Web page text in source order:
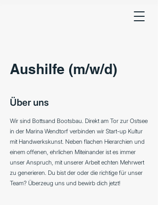
Aushilfe (m/w/d)
Über uns
Wir sind Bottsand Bootsbau. Direkt am Tor zur Ostsee
in der Marina Wendtorf verbinden wir Start-up Kultur
mit Handwerkskunst. Neben flachen Hierarchien und
einem offenen, ehrlichen Miteinander ist es immer
unser Anspruch, mit unserer Arbeit echten Mehrwert
zu generieren. Du bist der oder die richtige für unser
Team? Überzeug uns und bewirb dich jetzt!